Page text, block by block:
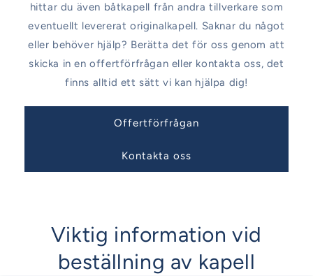
hittar du även båtkapell från andra tillverkare som
eventuellt levererat originalkapell. Saknar du något
eller behöver hjälp? Berätta det för oss genom att
skicka in en offertförfrågan eller kontakta oss, det
finns alltid ett sätt vi kan hjälpa dig!
Offertförfrågan
Kontakta oss
Viktig information vid
beställning av kapell